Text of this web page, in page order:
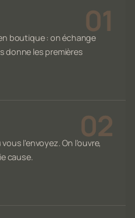
boutique : on échange
donne les premières
l'envoyez. On l'ouvre,
cause.